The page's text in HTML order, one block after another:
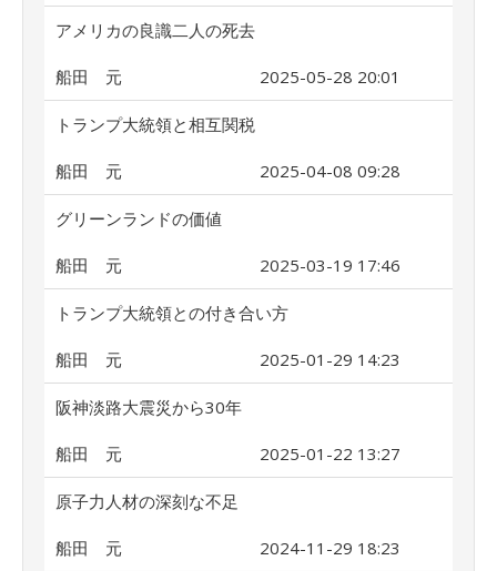
アメリカの良識二人の死去
船田 元 2025-05-28 20:01
トランプ大統領と相互関税
船田 元 2025-04-08 09:28
グリーンランドの価値
船田 元 2025-03-19 17:46
トランプ大統領との付き合い方
船田 元 2025-01-29 14:23
阪神淡路大震災から30年
船田 元 2025-01-22 13:27
原子力人材の深刻な不足
船田 元 2024-11-29 18:23